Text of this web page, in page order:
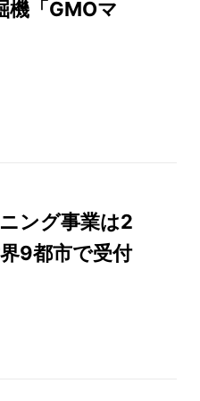
機「GMOマ
ング事業は2
9都市で受付